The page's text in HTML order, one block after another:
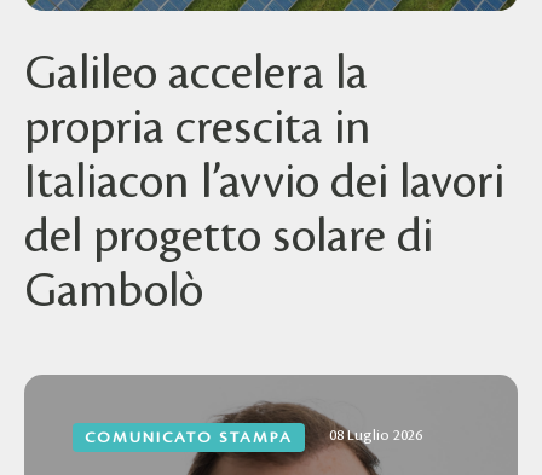
Galileo accelera la
propria crescita in
Italiacon l’avvio dei lavori
del progetto solare di
Gambolò
COMUNICATO STAMPA 08 Luglio 2026